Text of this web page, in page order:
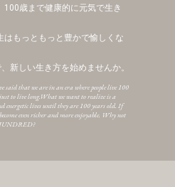
歳まで健康的に元気で生き
はもっともっと豊かで愉しくな
新しい生き方を始めませんか。
said that we are in an era where people live 100
to live long.What we want to realize is a
energetic lives until they are 100 years old. If
even richer and more enjoyable. Why not